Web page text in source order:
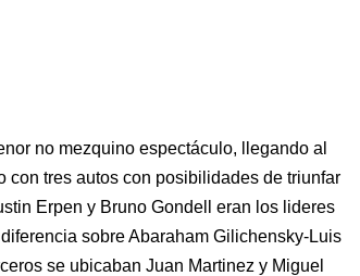
no mezquino espectáculo, llegando al
con tres autos con posibilidades de triunfar
Erpen y Bruno Gondell eran los lideres
sobre Abaraham Gilichensky-Luis
se ubicaban Juan Martinez y Miguel